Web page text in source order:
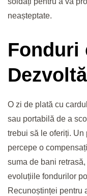
neașteptate.
Fonduri
O zi de plată cu
sau portabilă de a
trebui să le oferiți. Un
percepe o
suma de bani
evoluțiile fondurilor
Recunoștinței pentru